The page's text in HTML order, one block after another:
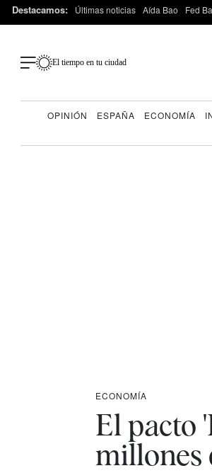
Destacamos: Últimas noticias Aída Bao Fed
El tiempo en tu ciudad
OPINIÓN ESPAÑA ECONOMÍA
ECONOMÍA
El pacto
millones